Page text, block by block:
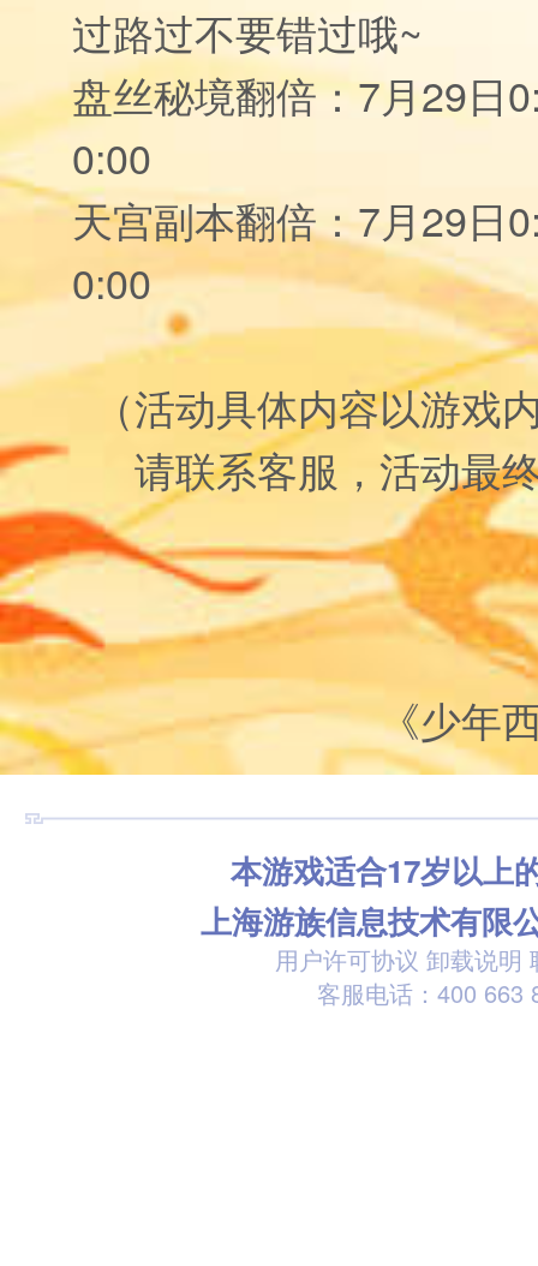
过路过不要错过哦~
盘丝秘境翻倍：7月29日
0:00
天宫副本翻倍：7月29日
0:00
（活动具体内容以游戏
请联系客服，活动最
《少年
本游戏适合17岁以上
上海游族信息技术有限
用户许可协议 卸载说明
客服电话：400 663